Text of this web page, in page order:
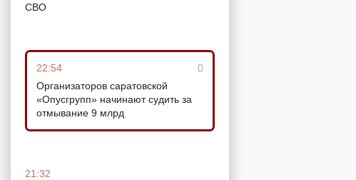
СВО
22:54
Организаторов саратовской
«Опусгрупп» начинают судить за
отмывание 9 млрд
21:32